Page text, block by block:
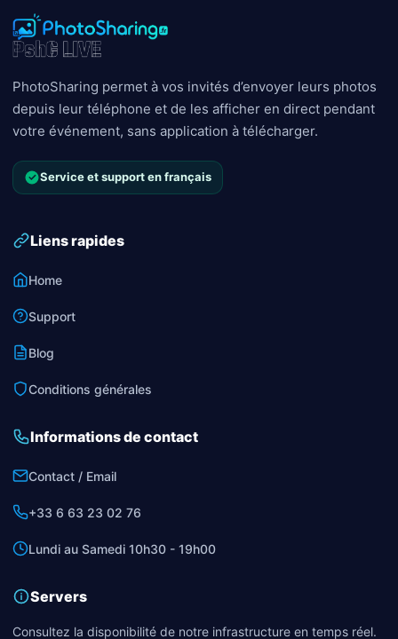
PhotoSharing permet à vos invités d’envoyer leurs photos
depuis leur téléphone et de les afficher en direct pendant
votre événement, sans application à télécharger.
Service et support en français
Liens rapides
Home
Support
Blog
Conditions générales
Informations de contact
Contact / Email
+33 6 63 23 02 76
Lundi au Samedi 10h30 - 19h00
Servers
Consultez la disponibilité de notre infrastructure en temps réel.